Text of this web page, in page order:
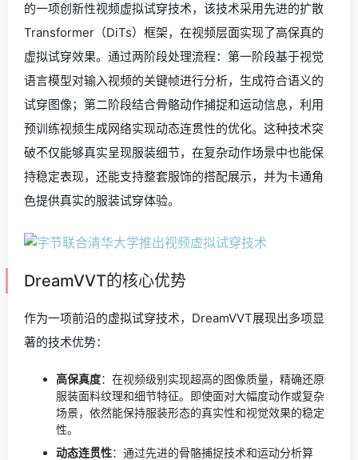
的一项创新性视频虚拟试穿技术，该技术采用先进的扩散
Transformer（DiTs）框架，在视频层面实现了高保真的
虚拟试穿效果。通过两阶段处理流程：第一阶段基于视觉
语言模型对输入视频的关键帧进行分析，生成符合语义的
试穿图像；第二阶段结合骨骼动作捕捉和运动信息，利用
预训练视频生成网络实现动态连贯性的优化。这种技术突
破不仅能够真实呈现服装细节，在复杂动作场景中也能保
持稳定表现，还能支持整套服饰的搭配展示，并为卡通角
色提供真实的服装试穿体验。
DreamVVT的核心优势
作为一项前沿的虚拟试穿技术，DreamVVT展现出多项显
著的技术优势：
高保真度：在视频级别实现超高的图像质量，精确还原
服装面料纹理和细节特征。即使面对大幅度动作或复杂
场景，依然能保持服装形态的真实性和视觉效果的稳定
性。
动态连贯性：通过先进的骨骼捕捉技术和运动分析算